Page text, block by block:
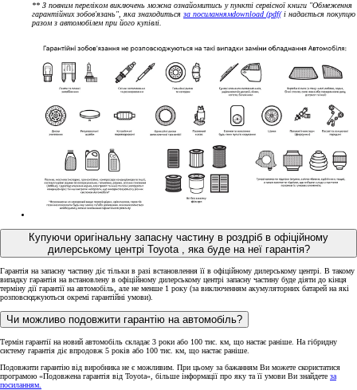
** З повним переліком виключень можна ознайомитись у пункті сервісної книги "Обмеження
гарантійних зобов'язань", яка знаходиться за посиланнямdownload (pdf(і надається покупцю
разом з автомобілем при його купівлі.
Купуючи оригінальну запасну частину в роздріб в офіційному
дилерському центрі Toyota , яка буде на неї гарантія?
Гарантія на запасну частину діє тільки в разі встановлення її в офіційному дилерському центрі. В такому
випадку гарантія на встановлену в офіційному дилерському центрі запасну частину буде діяти до кінця
терміну дії гарантії на автомобіль, але не менше 1 року (за виключенням акумуляторних батарей на які
розповсюджуються окремі гарантійні умови).
Чи можливо подовжити гарантію на автомобіль?
Термін гарантії на новий автомобіль складає 3 роки або 100 тис. км, що настає раніше. На гібридну
систему гарантія діє впродовж 5 років або 100 тис. км, що настає раніше.
Подовжити гарантію від виробника не є можливим. При цьому за бажанням Ви можете скористатися
програмою «Подовжена гарантія від Toyota», більше інформації про яку та її умови Ви знайдете за
посиланням.